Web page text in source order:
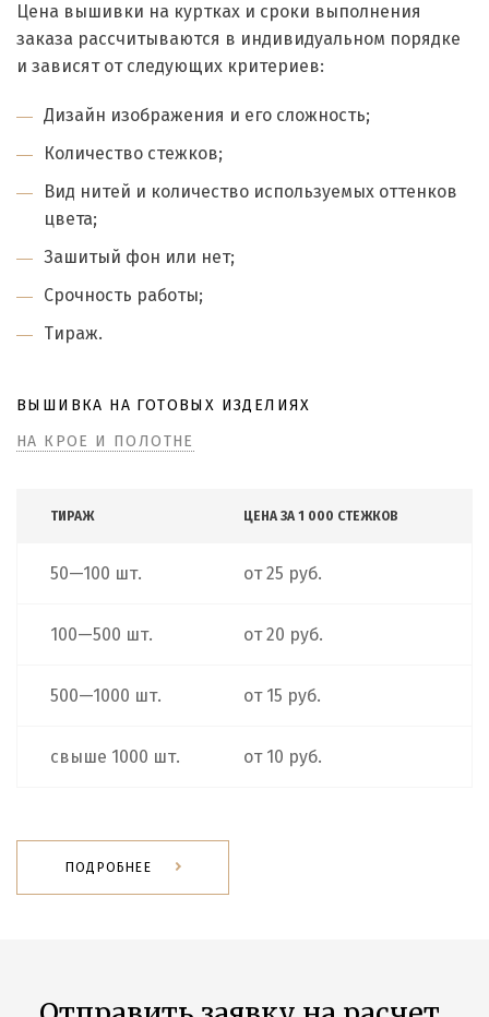
Цена вышивки на куртках и сроки выполнения
заказа рассчитываются в индивидуальном порядке
и зависят от следующих критериев:
Дизайн изображения и его сложность;
Количество стежков;
Вид нитей и количество используемых оттенков
цвета;
Зашитый фон или нет;
Срочность работы;
Тираж.
ВЫШИВКА НА ГОТОВЫХ ИЗДЕЛИЯХ
НА КРОЕ И ПОЛОТНЕ
ТИРАЖ ЦЕНА ЗА 1 000 СТЕЖКОВ
50—100 шт. от 25 руб.
100—500 шт. от 20 руб.
500—1000 шт. от 15 руб.
свыше 1000 шт. от 10 руб.
ПОДРОБНЕЕ